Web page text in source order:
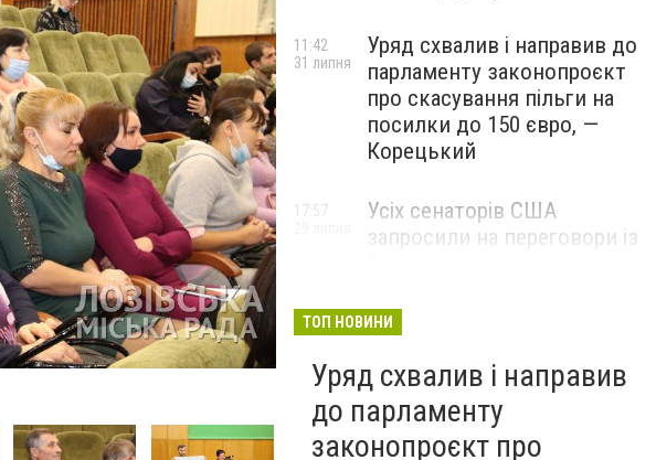
Уряд схвалив і направив до
парламенту законопроєкт
про скасування пільги на
посилки до 150 євро, —
Корецький
11:42
31 липня
Усіх сенаторів США
запросили на переговори із
Росії, – The Hill
17:57
ТОП НОВИНИ
Уряд схвалив і направив
до парламенту
законопроєкт про